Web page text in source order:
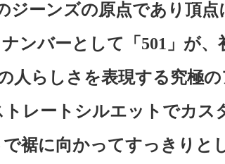
ジーンズの原点であり頂点
ンバーとして「501」が、
人らしさを表現する究極
レートシルエットでカス
裾に向かってすっきりと